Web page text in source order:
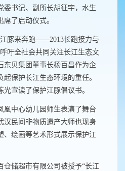
委书记、副所长胡征宇，水生
了启动仪式。
江豚来奔跑——2013长跑接力与
吁全社会共同关注长江生态文
东贝集团董事长杨百昌作为企
保护长江生态环境的重任。
宣读了保护江豚倡议书。
凰中心幼儿园师生表演了舞台
汉民间非物质遗产大师也现身
、绘画等艺术形式展示保护江
仓储超市有限公司被授予“长江